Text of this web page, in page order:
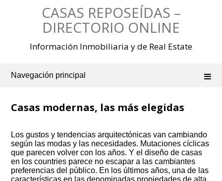
CASAS REPOSEÍDAS –
DIRECTORIO ONLINE
Información Inmobiliaria y de Real Estate
Navegación principal
Casas modernas, las más elegidas
Los gustos y tendencias arquitectónicas van cambiando
según las modas y las necesidades. Mutaciones cíclicas
que parecen volver con los años. Y el diseño de casas
en los countries parece no escapar a las cambiantes
preferencias del público. En los últimos años, una de las
características en las denominadas propiedades de alta